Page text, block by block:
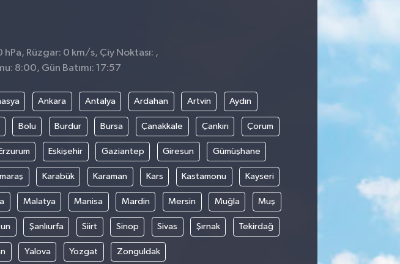
hPa, Rüzgar: 0 km/s, Çiy Noktası: ,
8:00, Gün Batımı: 17:57
Ankara Antalya Ardahan Artvin Aydın
Bolu Burdur Bursa Çanakkale Çankırı Çorum
Erzurum Eskişehir Gaziantep Giresun Gümüşhane
Karabük Karaman Kars Kastamonu Kayseri
Malatya Manisa Mardin Mersin Muğla Muş
Şanlıurfa Siirt Sinop Sivas Şırnak Tekirdağ
Yalova Yozgat Zonguldak